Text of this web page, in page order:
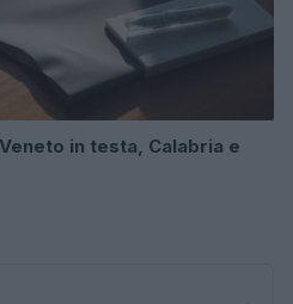
in testa, Calabria e